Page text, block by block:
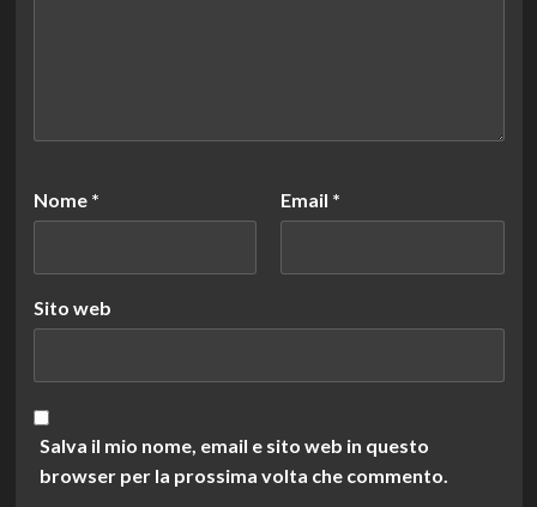
Nome * Email *
Sito web
Salva il mio nome, email e sito web in questo
browser per la prossima volta che commento.